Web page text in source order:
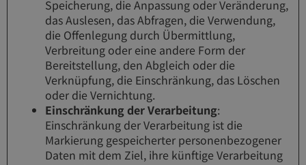
Speicherung, die Anpassung oder Veränderung,
das Auslesen, das Abfragen, die Verwendung,
die Offenlegung durch Übermittlung,
Verbreitung oder eine andere Form der
Bereitstellung, den Abgleich oder die
Verknüpfung, die Einschränkung, das Löschen
oder die Vernichtung.
Einschränkung der Verarbeitung:
Einschränkung der Verarbeitung ist die
Markierung gespeicherter personenbezogener
Daten mit dem Ziel, ihre künftige Verarbeitung